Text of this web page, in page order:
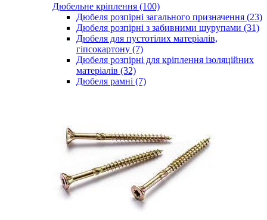
Дюбельне кріплення (100)
Дюбеля розпірні загального призначення (23)
Дюбеля розпірні з забивними шурупами (31)
Дюбеля для пустотілих матеріалів,
гіпсокартону (7)
Дюбеля розпірні для кріплення ізоляційних
матеріалів (32)
Дюбеля рамні (7)